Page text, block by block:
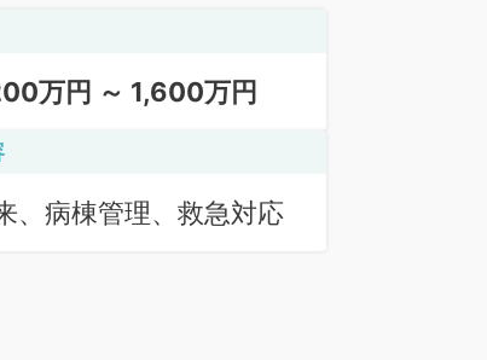
万円 ～ 1,600万円
、病棟管理、救急対応